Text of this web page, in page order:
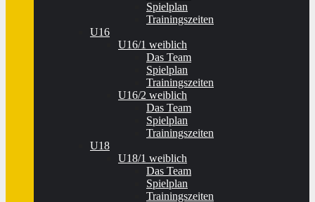
Spielplan
Trainingszeiten
U16
U16/1 weiblich
Das Team
Spielplan
Trainingszeiten
U16/2 weiblich
Das Team
Spielplan
Trainingszeiten
U18
U18/1 weiblich
Das Team
Spielplan
Trainingszeiten